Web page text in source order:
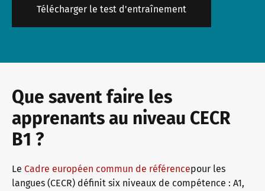
Télécharger le test d'entraînement
Que savent faire les
apprenants au niveau CECR
B1 ?
Le Cadre européen commun de référencepour les
langues (CECR) définit six niveaux de compétence : A1,